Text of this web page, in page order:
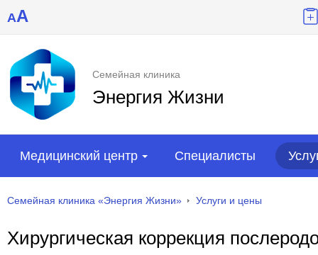
AA
Семейная клиника
Энергия Жизни
Медицинский центр Специалисты
Семейная клиника «Энергия Жизни» Услуги и цены
Хирургическая коррекция